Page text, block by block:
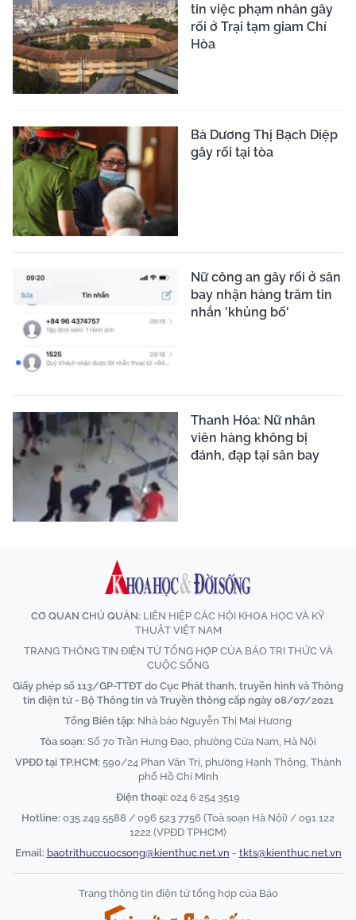
tin việc phạm nhân gây
rối ở Trại tạm giam Chí
Hòa
Bà Dương Thị Bạch Diệp
gây rối tại tòa
Nữ công an gây rối ở sân
bay nhận hàng trăm tin
nhắn 'khủng bố'
Thanh Hóa: Nữ nhân
viên hàng không bị
đánh, đạp tại sân bay
CƠ QUAN CHỦ QUẢN: LIÊN HIỆP CÁC HỘI KHOA HỌC VÀ KỸ
THUẬT VIỆT NAM
TRANG THÔNG TIN ĐIỆN TỬ TỔNG HỢP CỦA BÁO TRI THỨC VÀ
CUỘC SỐNG
Giấy phép số 113/GP-TTĐT do Cục Phát thanh, truyền hình và Thông
tin điện tử - Bộ Thông tin và Truyền thông cấp ngày 08/07/2021
Tổng Biên tập: Nhà báo Nguyễn Thị Mai Hương
Tòa soạn: Số 70 Trần Hưng Đạo, phường Cửa Nam, Hà Nội
VPĐD tại TP.HCM: 590/24 Phan Văn Trị, phường Hạnh Thông, Thành
phố Hồ Chí Minh
Điện thoại: 024 6 254 3519
Hotline: 035 249 5588 / 096 523 7756 (Toà soạn Hà Nội) / 091 122
1222 (VPĐD TPHCM)
Email: baotrithuccuocsong@kienthuc.net.vn - tkts@kienthuc.net.vn
Trang thông tin điện tử tổng hợp của Báo